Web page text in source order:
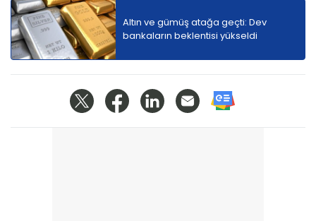
Altın ve gümüş atağa geçti: Dev
bankaların beklentisi yükseldi